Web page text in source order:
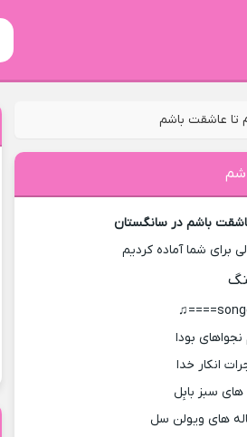
تا عاشقت باشم
باشم در سانگستان
برای شما آماده کردیم
بودا
انکار خدا
سبز بابِل
های ویولن سل